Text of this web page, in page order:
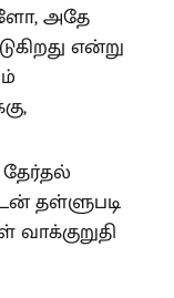
அதே
என்று
தள்ளுபடி